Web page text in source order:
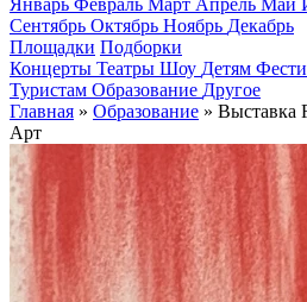
Сентябрь Октябрь Ноябрь Декабрь
Площадки Подборки
Концерты Театры Шоу Детям
Туристам Образование Другое
Главная » Образование » Выставка
Арт